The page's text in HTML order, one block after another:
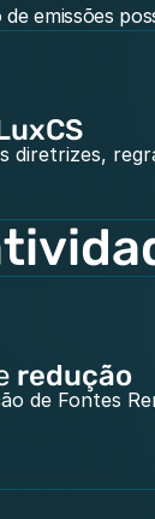
emissões
diretrizes,
redução
de Fontes